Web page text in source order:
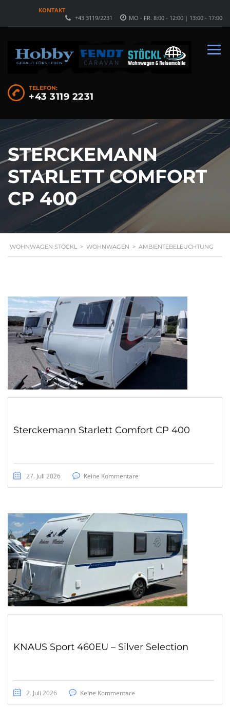
KONTAKT
MO - FR. 8:00 - 12:00 | 13:00 - 17:00
+43 3119/2231
TELEFON:
+43 3119 2231
STERCKEMANN
STARLETT COMFORT
CP 400
WOHNWAGEN STÖCKL > WOHNWAGEN > AMBIENTEBELEUCHTUNG
Sterckemann Starlett Comfort CP 400
27. Juli 2026 Keine Kommentare
KNAUS Sport 460EU – Silver Selection
2. Juli 2026 Keine Kommentare